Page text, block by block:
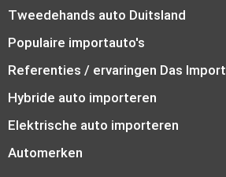
Tweedehands auto Duitsland
Populaire importauto's
Referenties / ervaringen Das Import
Hybride auto importeren
Elektrische auto importeren
Automerken